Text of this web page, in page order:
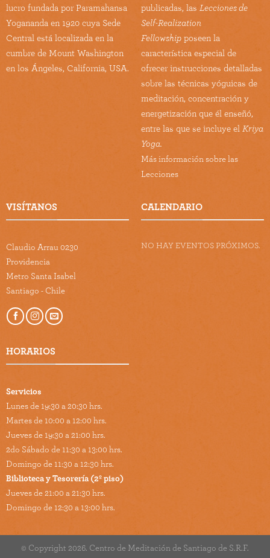
lucro fundada por Paramahansa
Yogananda en 1920 cuya Sede
Central está localizada en la
cumbre de Mount Washington
en los Ángeles, California, USA.
publicadas, las Lecciones de
Self-Realization
Fellowship poseen la
característica especial de
ofrecer instrucciones detalladas
sobre las técnicas yóguicas de
meditación, concentración y
energetización que él enseñó,
entre las que se incluye el Kriya
Yoga.
Más información sobre las
Lecciones
VISÍTANOS
Claudio Arrau 0230
Providencia
Metro Santa Isabel
Santiago - Chile
HORARIOS
Servicios
Lunes de 19:30 a 20:30 hrs.
Martes de 10:00 a 12:00 hrs.
Jueves de 19:30 a 21:00 hrs.
2do Sábado de 11:30 a 13:00 hrs.
Domingo de 11:30 a 12:30 hrs.
Biblioteca y Tesorería (2º piso)
Jueves de 21:00 a 21:30 hrs.
Domingo de 12:30 a 13:00 hrs.
CALENDARIO
NO HAY EVENTOS PRÓXIMOS.
© Copyright 2026. Centro de Meditación de Santiago de S.R.F.